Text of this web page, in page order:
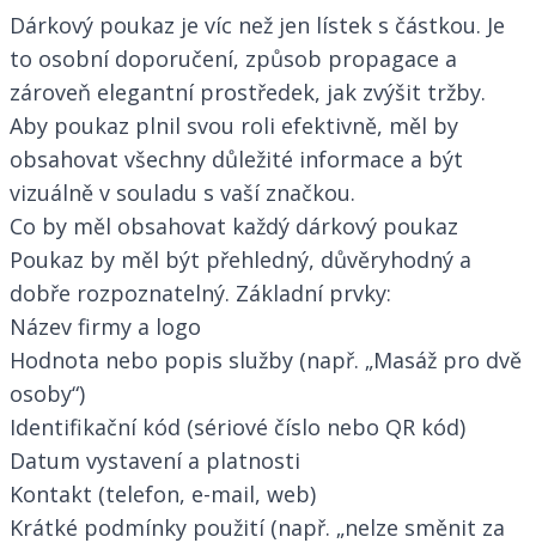
Dárkový poukaz je víc než jen lístek s částkou. Je
to osobní doporučení, způsob propagace a
zároveň elegantní prostředek, jak zvýšit tržby.
Aby poukaz plnil svou roli efektivně, měl by
obsahovat všechny důležité informace a být
vizuálně v souladu s vaší značkou.
Co by měl obsahovat každý dárkový poukaz
Poukaz by měl být přehledný, důvěryhodný a
dobře rozpoznatelný. Základní prvky:
Název firmy a logo
Hodnota nebo popis služby (např. „Masáž pro dvě
osoby“)
Identifikační kód (sériové číslo nebo QR kód)
Datum vystavení a platnosti
Kontakt (telefon, e-mail, web)
Krátké podmínky použití (např. „nelze směnit za